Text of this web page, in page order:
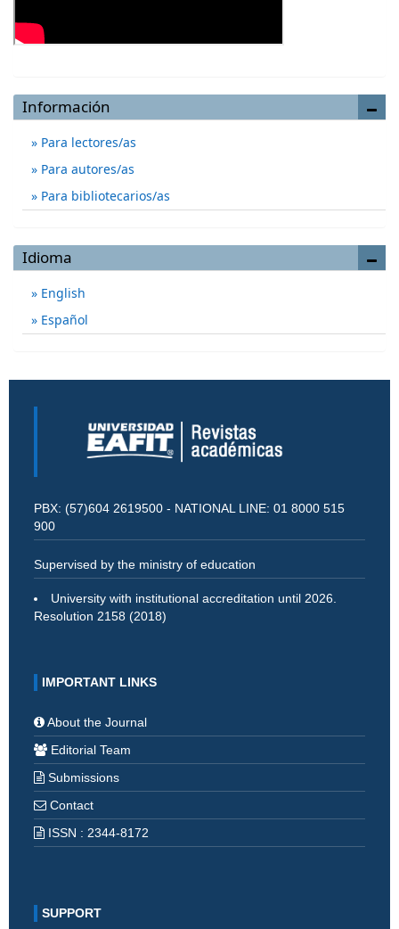
Información
Para lectores/as
Para autores/as
Para bibliotecarios/as
Idioma
English
Español
PBX: (57)604 2619500 - NATIONAL LINE: 01 8000 515
900
Supervised by the ministry of education
University with institutional accreditation until 2026.
Resolution 2158 (2018)
IMPORTANT LINKS
About the Journal
Editorial Team
Submissions
Contact
ISSN : 2344-8172
SUPPORT